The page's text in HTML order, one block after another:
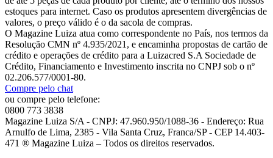
estoques para internet. Caso os produtos apresentem divergências de
valores, o preço válido é o da sacola de compras.
O Magazine Luiza atua como correspondente no País, nos termos da
Resolução CMN nº 4.935/2021, e encaminha propostas de cartão de
crédito e operações de crédito para a Luizacred S.A Sociedade de
Crédito, Financiamento e Investimento inscrita no CNPJ sob o nº
02.206.577/0001-80.
Compre pelo chat
ou compre pelo telefone:
0800 773 3838
Magazine Luiza S/A - CNPJ: 47.960.950/1088-36 - Endereço: Rua
Arnulfo de Lima, 2385 - Vila Santa Cruz, Franca/SP - CEP 14.403-
471 ® Magazine Luiza – Todos os direitos reservados.